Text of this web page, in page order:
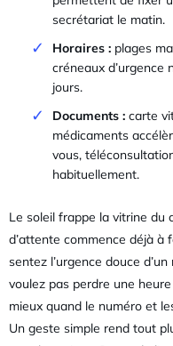
secrétariat le matin.
Horaires : plages
créneaux d’urgence
jours.
Documents : carte
médicaments
vous,
habituellement.
Le soleil frappe la vitrine du
d’attente commence déjà à
sentez l’urgence douce
voulez pas perdre une
mieux quand le numéro et
Un geste simple rend tout